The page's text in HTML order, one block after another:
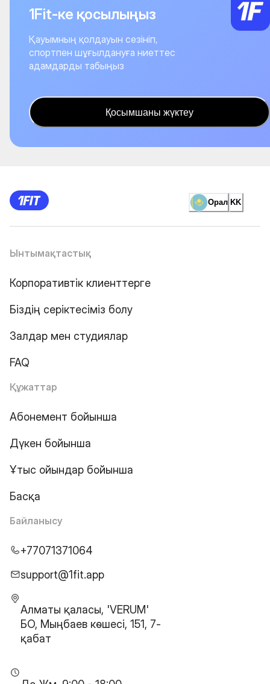
1Fit-ке қосылыңыз
Қауымның қолдауын сезініп,
спортпен шұғылдануға ниеттес
адамдарды табыңыз
Қосымшаны жүктеу
Орал KK
Ынтымақтастық
Корпоративтік клиенттерге
Біздің серіктесіміз болу
Залдар мен студиялар
FAQ
Құжаттар
Абонемент бойынша
Дүкен бойынша
Ұтыс ойындар бойынша
Басқа
Байланысу
+77071371064
support@1fit.app
Алматы қаласы, 'VERUM'
БО, Мыңбаев көшесі, 151, 7-
қабат